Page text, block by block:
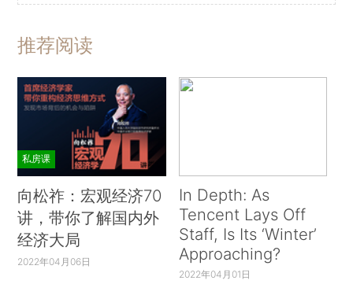
推荐阅读
私房课
向松祚：宏观经济70
讲，带你了解国内外
经济大局
2022年04月06日
In Depth: As
Tencent Lays Off
Staff, Is Its ‘Winter’
Approaching?
2022年04月01日